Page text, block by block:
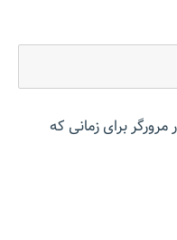
برای زمانی که